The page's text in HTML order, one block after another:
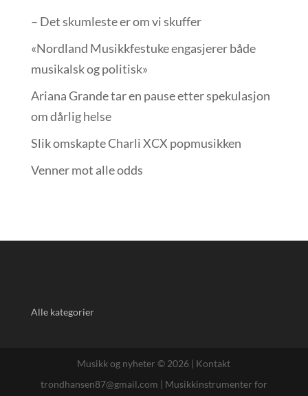
– Det skumleste er om vi skuffer
«Nordland Musikkfest­uke engasjerer både
musikalsk og politisk»
Ariana Grande tar en pause etter spekulasjon
om dårlig helse
Slik omskapte Charli XCX popmusikken
Venner mot alle odds
Alle kategorier
Musikk og nyheter © 2026 | Kontakt
trondhansen87@gmail.com | Musikkinstrumenter for